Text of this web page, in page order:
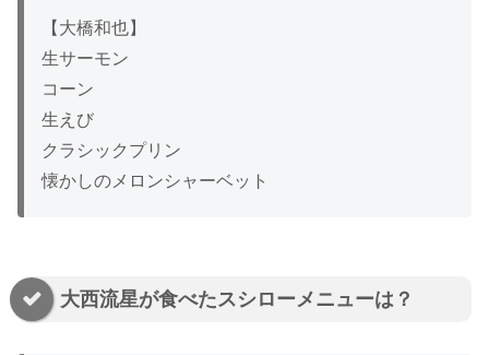
【大橋和也】
生サーモン
コーン
生えび
クラシックプリン
懐かしのメロンシャーベット
大西流星が食べたスシローメニューは？